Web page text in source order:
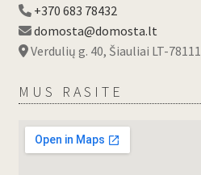
+370 683 78432
domosta@domosta.lt
Verdulių g. 40, Šiauliai LT-78111
MUS RASITE